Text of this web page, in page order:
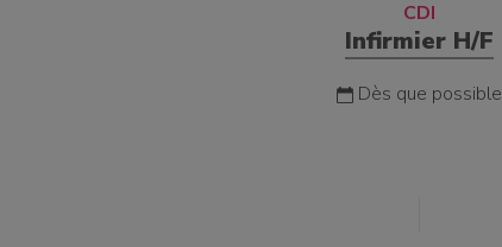
CDI
Infirmier H/F
Dès que possible